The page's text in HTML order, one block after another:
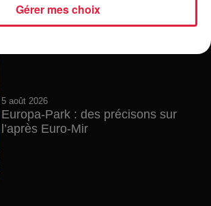
12h23
Les dernières infos sur la venue du
5 août 2026
Europa-Park : des précisons sur
l’après Euro-Mir
Gérer mes choix